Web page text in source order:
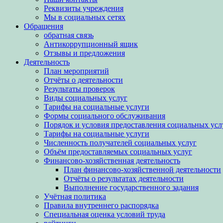
Реквизиты учреждения
Мы в социальных сетях
Обращения
обратная связь
Антикоррупционный ящик
Отзывы и предложения
Деятельность
План мероприятий
Отчёты о деятельности
Результаты проверок
Виды социальных услуг
Тарифы на социальные услуги
Формы социального обслуживания
Порядок и условия предоставления социальных
Тарифы на социальные услуги
Численность получателей социальных услуг
Объём предоставляемых социальных услуг
Финансово-хозяйственная деятельность
План финансово-хозяйственной деятельности
Отчёты о результатах деятельности
Выполнение государственного задания
Учётная политика
Правила внутреннего распорядка
Специальная оценка условий труда